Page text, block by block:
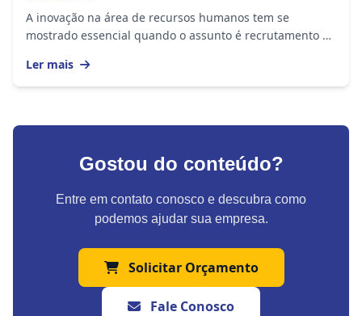
A inovação na área de recursos humanos tem se
mostrado essencial quando o assunto é recrutamento e
Ler mais
Gostou do conteúdo?
Entre em contato conosco e descubra como
podemos ajudar sua empresa.
Solicitar Orçamento
Fale Conosco